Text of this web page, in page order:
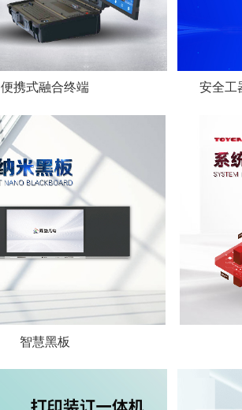
便携式融合终端 安全工
智慧黑板